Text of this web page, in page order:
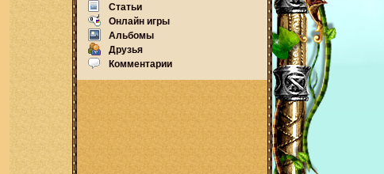
Статьи
Онлайн игры
Альбомы
Друзья
Комментарии